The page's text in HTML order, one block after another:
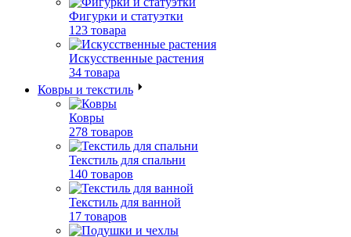
Фигурки и статуэтки
123 товара
Искусственные растения
34 товара
Ковры и текстиль
Ковры
278 товаров
Текстиль для спальни
140 товаров
Текстиль для ванной
17 товаров